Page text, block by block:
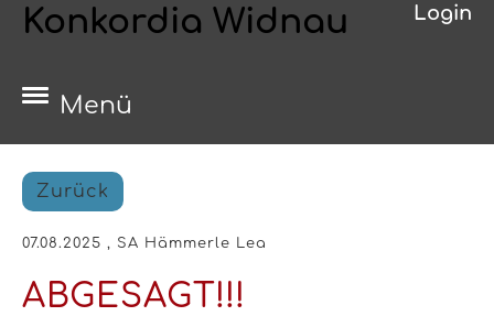
Konkordia Widnau
Login
Menü
Zurück
07.08.2025 , SA Hämmerle Lea
ABGESAGT!!!